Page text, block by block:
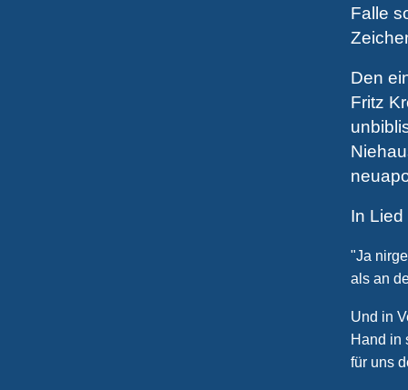
Falle
Den
Fritz
In
"Ja
als an
Und in
Hand in
für uns